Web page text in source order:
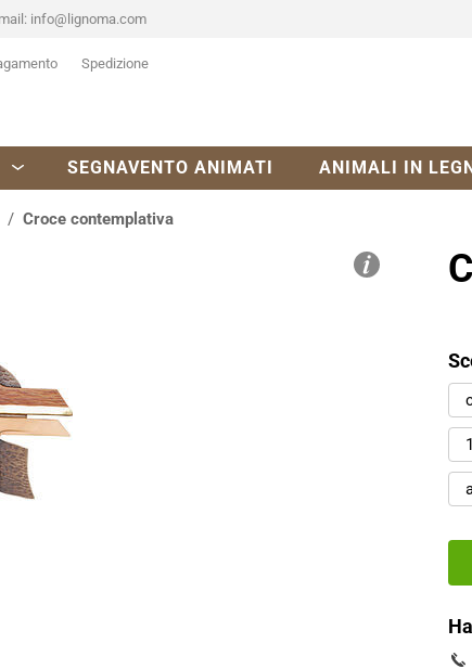
info@lignoma.com
Spedizione
SEGNAVENTO ANIMATI ANIMALI IN
Croce contemplativa